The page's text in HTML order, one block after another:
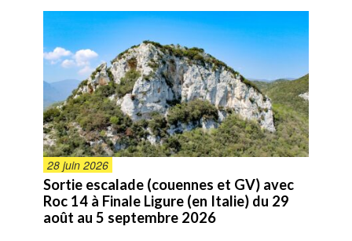
28 juin 2026
Sortie escalade (couennes et GV) avec
Roc 14 à Finale Ligure (en Italie) du 29
août au 5 septembre 2026